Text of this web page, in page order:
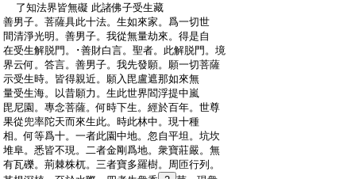
了知法界皆無礙 此諸佛子受生藏
善男子。菩薩具此十法。生如來家。爲一切世
間清淨光明。善男子。我從無量劫來。得是自
在受生解脱門。･善財白言。聖者。此解脱門。境
界云何。答言。善男子。我先發願。願一切菩薩
示受生時。皆得親近。願入毘盧遮那如來無
量受生海。以昔願力。生此世界閻浮提中嵐
毘尼園。專念菩薩。何時下生。經於百年。世尊
果從兜率陀天而來生此。時此林中。現十種
相。何等爲十。一者此園中地。忽自平坦。坑坎
堆阜。悉皆不現。二者金剛爲地。衆寶莊嚴。無
有瓦礫。荊棘株杌。三者寶多羅樹。周匝行列。